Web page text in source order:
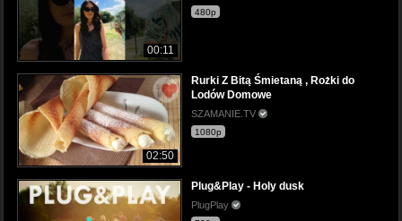
00:11
480p
02:50
Rurki Z Bitą Śmietaną , Rożki do
Lodów Domowe
SZAMANIE.TV
1080p
Plug&Play - Holy dusk
PlugPlay